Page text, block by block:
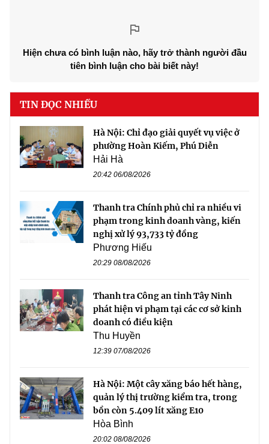
Hiện chưa có bình luận nào, hãy trở thành người đầu
tiên bình luận cho bài biết này!
TIN ĐỌC NHIỀU
Hà Nội: Chỉ đạo giải quyết vụ việc ở
phường Hoàn Kiếm, Phú Diễn
Hải Hà
20:42 06/08/2026
Thanh tra Chính phủ chỉ ra nhiều vi
phạm trong kinh doanh vàng, kiến
nghị xử lý 93,733 tỷ đồng
Phương Hiếu
20:29 08/08/2026
Thanh tra Công an tỉnh Tây Ninh
phát hiện vi phạm tại các cơ sở kinh
doanh có điều kiện
Thu Huyền
12:39 07/08/2026
Hà Nội: Một cây xăng báo hết hàng,
quản lý thị trường kiểm tra, trong
bồn còn 5.409 lít xăng E10
Hòa Bình
20:02 08/08/2026